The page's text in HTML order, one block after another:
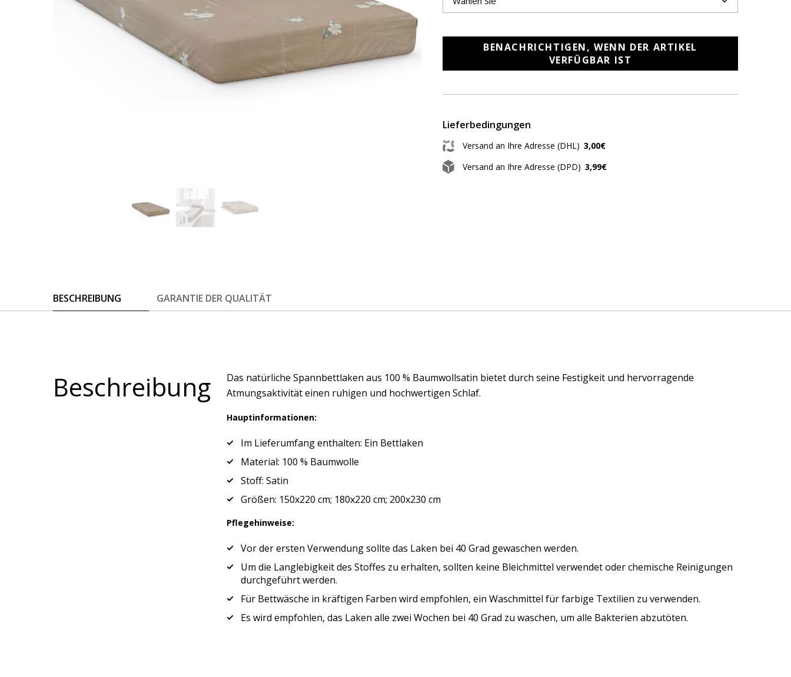
BENACHRICHTIGEN, WENN DER ARTIKEL
VERFÜGBAR IST
Lieferbedingungen
Versand an Ihre Adresse (DHL) 3,00€
Versand an Ihre Adresse (DPD) 3,99€
BESCHREIBUNG GARANTIE DER QUALITÄT
Beschreibung
Das natürliche Spannbettlaken aus 100 % Baumwollsatin bietet durch seine Festigkeit und hervorragende
Atmungsaktivität einen ruhigen und hochwertigen Schlaf.
Hauptinformationen:
Im Lieferumfang enthalten: Ein Bettlaken
Material: 100 % Baumwolle
Stoff: Satin
Größen: 150x220 cm; 180x220 cm; 200x230 cm
Pflegehinweise:
Vor der ersten Verwendung sollte das Laken bei 40 Grad gewaschen werden.
Um die Langlebigkeit des Stoffes zu erhalten, sollten keine Bleichmittel verwendet oder chemische Reinigungen
durchgeführt werden.
Für Bettwäsche in kräftigen Farben wird empfohlen, ein Waschmittel für farbige Textilien zu verwenden.
Es wird empfohlen, das Laken alle zwei Wochen bei 40 Grad zu waschen, um alle Bakterien abzutöten.